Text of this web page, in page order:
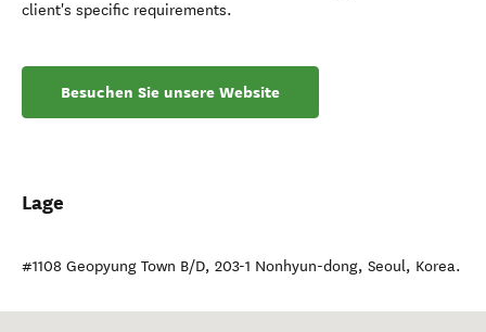
client's specific requirements.
Besuchen Sie unsere Website
Lage
#1108 Geopyung Town B/D, 203-1 Nonhyun-dong, Seoul, Korea.